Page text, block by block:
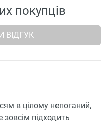
покупців
ВІДГУК
в цілому непоганий,
підходить